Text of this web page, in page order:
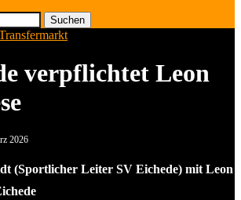
Suchen
verpflichtet Leon
2026
(Sportlicher Leiter SV Eichede) mit Leon